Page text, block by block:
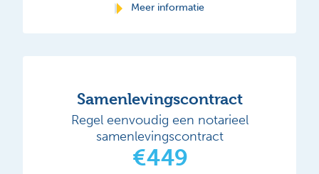
Meer informatie
Samenlevingscontract
Regel eenvoudig een notarieel
samenlevingscontract
€449